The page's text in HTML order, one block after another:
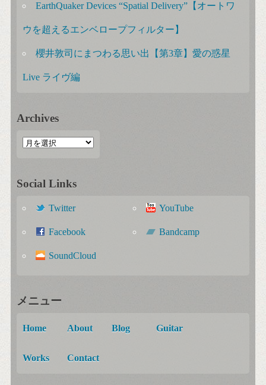
EarthQuaker Devices “Spatial Delivery”【オートワ
ウを超えるエンベロープフィルター】
櫻井敦司にまつわる思い出【第3章】愛の惑星
Live ライヴ編
Archives
Social Links
Twitter YouTube
Facebook Bandcamp
SoundCloud
メニュー
Home About Blog Guitar
Works Contact